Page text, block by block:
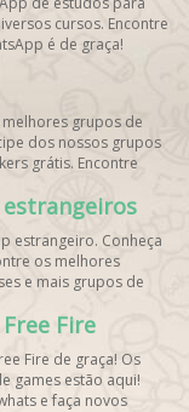
cursos. Encontre
é de graça!
melhores grupos de
dos nossos grupos
grátis. Encontre
estrangeiro. Conheça
os melhores
e mais grupos de
Fire
Fire de graça! Os
games estão aqui!
e faça novos